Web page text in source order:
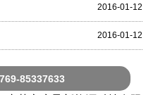
2016-01-12
2016-01-12
85337633